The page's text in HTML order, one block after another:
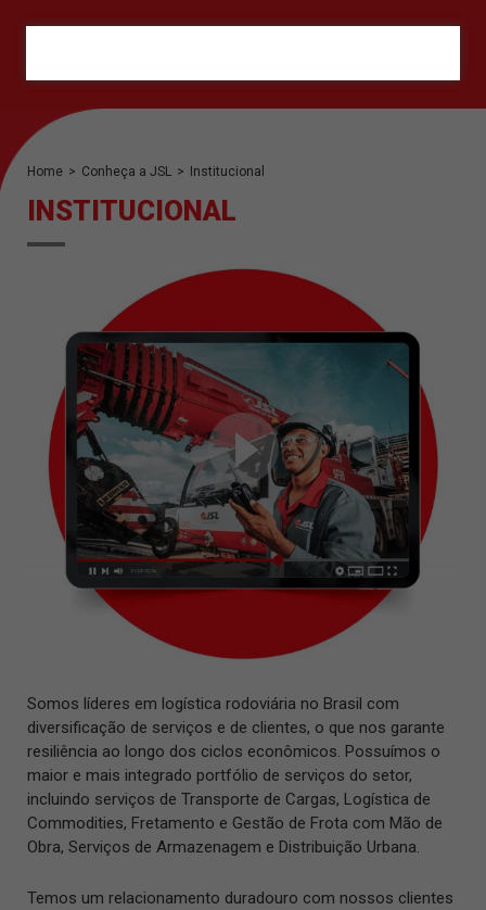
Home > Conheça a JSL > Institucional
INSTITUCIONAL
Somos líderes em logística rodoviária no Brasil com
diversificação de serviços e de clientes, o que nos garante
resiliência ao longo dos ciclos econômicos. Possuímos o
maior e mais integrado portfólio de serviços do setor,
incluindo serviços de Transporte de Cargas, Logística de
Commodities, Fretamento e Gestão de Frota com Mão de
Obra, Serviços de Armazenagem e Distribuição Urbana.
Temos um relacionamento duradouro com nossos clientes